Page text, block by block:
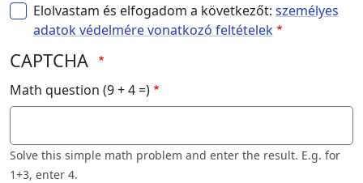
Elolvastam és elfogadom a következőt: személyes
adatok védelmére vonatkozó feltételek
CAPTCHA
Math question (9 + 4 =)
Solve this simple math problem and enter the result. E.g. for
1+3, enter 4.